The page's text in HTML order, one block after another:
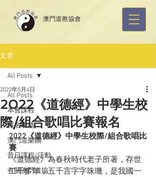
​澳門道教協會
文章
All Posts
本會課程
報名表格
澳門道樂團
昔日課程/活動
有關澳門道協
All Posts
2022《道德經》中學生校
際/組合歌唱比賽報名
2022年5月4日
2022《道德經》中學生校際/組合歌唱比
賽
《道德經》為春秋時代老子所著，存世
二千多年，五千言字字珠璣，是我國一